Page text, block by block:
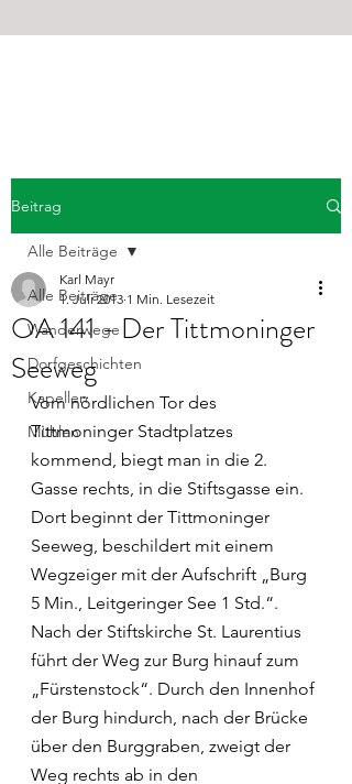
Beitrag
Alle Beiträge
Wanderwege
Dorfgeschichten
Kapellen
Mühlen
Alle Beiträge
OA 141 - Der Tittmoninger
Seeweg
Karl Mayr
1. Juli 2013 1 Min. Lesezeit
Vom nördlichen Tor des
Tittmoninger Stadtplatzes
kommend, biegt man in die 2.
Gasse rechts, in die Stiftsgasse ein.
Dort beginnt der Tittmoninger
Seeweg, beschildert mit einem
Wegzeiger mit der Aufschrift „Burg
5 Min., Leitgeringer See 1 Std.“.
Nach der Stiftskirche St. Laurentius
führt der Weg zur Burg hinauf zum
„Fürstenstock“. Durch den Innenhof
der Burg hindurch, nach der Brücke
über den Burggraben, zweigt der
Weg rechts ab in den